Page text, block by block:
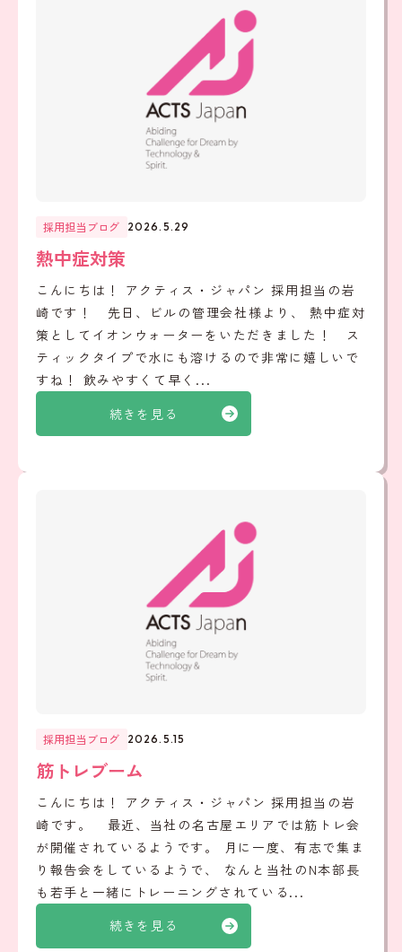
続きを見る
採用担当ブログ 2026.5.29
熱中症対策
こんにちは！ アクティス・ジャパン 採用担当の岩
崎です！ 先日、ビルの管理会社様より、 熱中症対
策としてイオンウォーターをいただきました！ ス
ティックタイプで水にも溶けるので非常に嬉しいで
すね！ 飲みやすくて早く...
続きを見る
採用担当ブログ 2026.5.15
筋トレブーム
こんにちは！ アクティス・ジャパン 採用担当の岩
崎です。 最近、当社の名古屋エリアでは筋トレ会
が開催されているようです。 月に一度、有志で集ま
り報告会をしているようで、 なんと当社のN本部長
も若手と一緒にトレーニングされている...